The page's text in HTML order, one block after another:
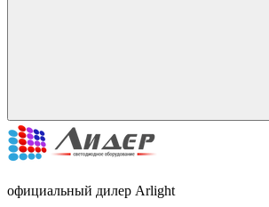
официальный дилер Arlight